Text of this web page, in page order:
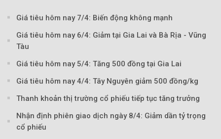
Giá tiêu hôm nay 7/4: Biến động không mạnh
Giá tiêu hôm nay 6/4: Giảm tại Gia Lai và Bà Rịa - Vũng
Tàu
Giá tiêu hôm nay 5/4: Tăng 500 đồng tại Gia Lai
Giá tiêu hôm nay 4/4: Tây Nguyên giảm 500 đồng/kg
Thanh khoản thị trường cổ phiếu tiếp tục tăng trưởng
Nhận định phiên giao dịch ngày 8/4: Giảm dần tỷ trọng
cổ phiếu